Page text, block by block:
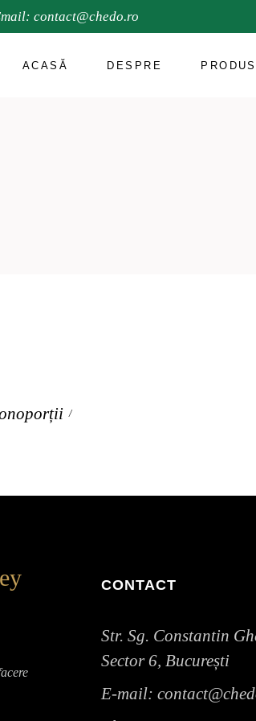
contact@chedo.ro
ACASĂ DESPRE
CONTACT
Str. Sg. Constantin
Sector 6, București
E-mail: